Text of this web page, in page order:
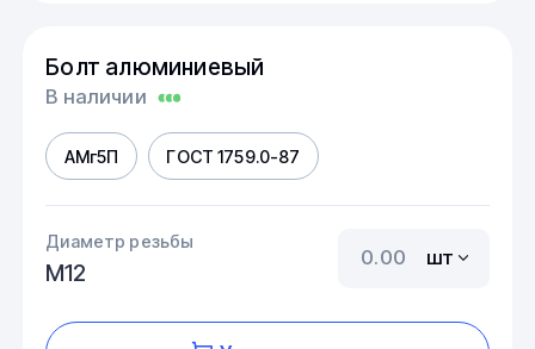
Болт алюминиевый
В наличии
АМг5П ГОСТ 1759.0-87
Диаметр резьбы
М12
шт